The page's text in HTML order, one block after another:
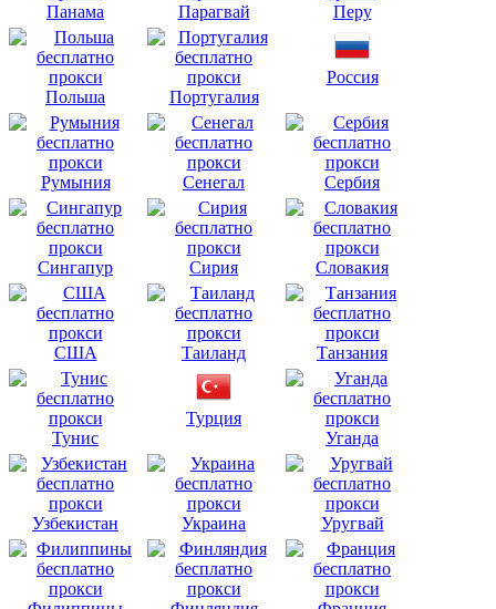
Панама Парагвай Перу
Польша Португалия
Россия
Румыния Сенегал Сербия
Сингапур Сирия Словакия
США Таиланд Танзания
Тунис
Турция
Уганда
Узбекистан Украина Уругвай